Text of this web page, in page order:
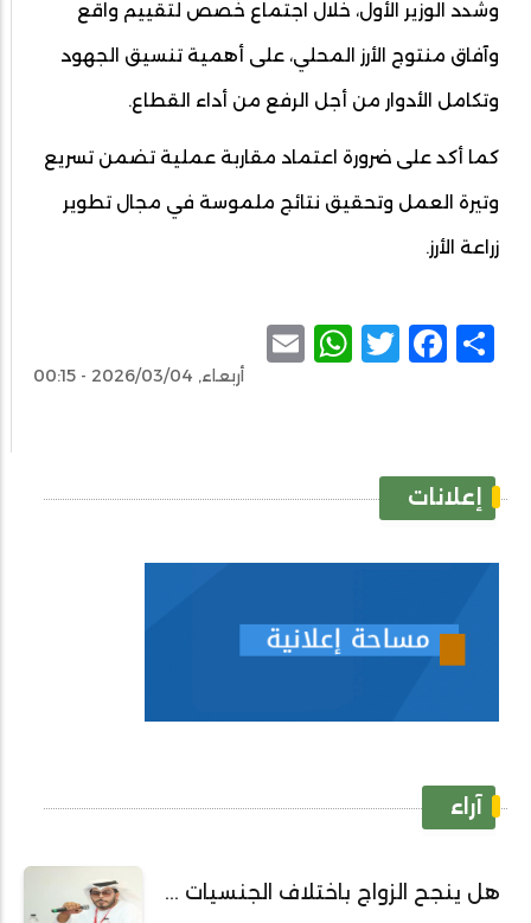
وشدد الوزير الأول، خلال اجتماع خُصص لتقييم واقع
وآفاق منتوج الأرز المحلي، على أهمية تنسيق الجهود
وتكامل الأدوار من أجل الرفع من أداء القطاع.
كما أكد على ضرورة اعتماد مقاربة عملية تضمن تسريع
وتيرة العمل وتحقيق نتائج ملموسة في مجال تطوير
زراعة الأرز.
Share
Facebook
Twitter
WhatsApp
أربعاء, 2026/03/04 - 00:15
إعلانات
آراء
هل ينجح الزواج باختلاف الجنسيات ...